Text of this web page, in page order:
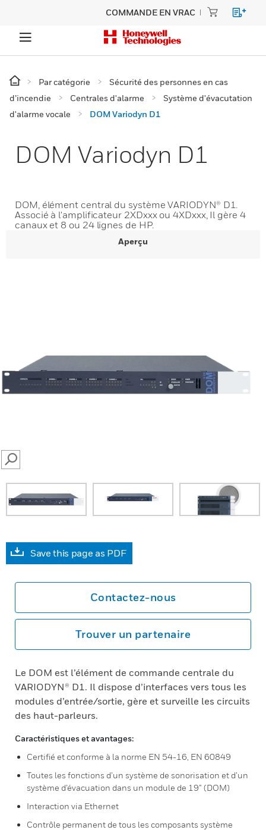
COMMANDE EN VRAC
Par catégorie
Sécurité des personnes en cas
d’incendie
Centrales d'alarme
Système d'évacutation
d'alarme vocale
DOM Variodyn D1
DOM Variodyn D1
DOM, élément central du système VARIODYN® D1.
Associé à l'amplificateur 2XDxxx ou 4XDxxx, Il gère 4
canaux et 8 ou 24 lignes de HP.
Aperçu
SEARCH
Save this page as PDF
Contactez-nous
Trouver un partenaire
Le DOM est l’élément de commande centrale du
VARIODYN® D1. Il dispose d’interfaces vers tous les
modules d’entrée/sortie, gère et surveille les circuits
des haut-parleurs.
Caractéristiques et avantages:
Certifié et conforme à la norme EN 54-16, EN 60849
Toutes les fonctions d’un système de sonorisation et d’un
système d’évacuation dans un module de 19” (DOM)
Interaction via Ethernet
Contrôle permanent de tous les composants système